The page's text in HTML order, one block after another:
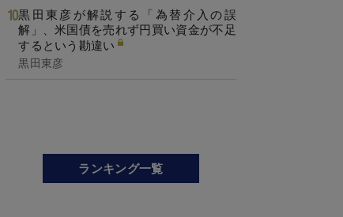
黒田東彦が解説する「為替介入の誤
解」、米国債を売れず円買い資金が不足
するという勘違い
黒田東彦
ランキング一覧